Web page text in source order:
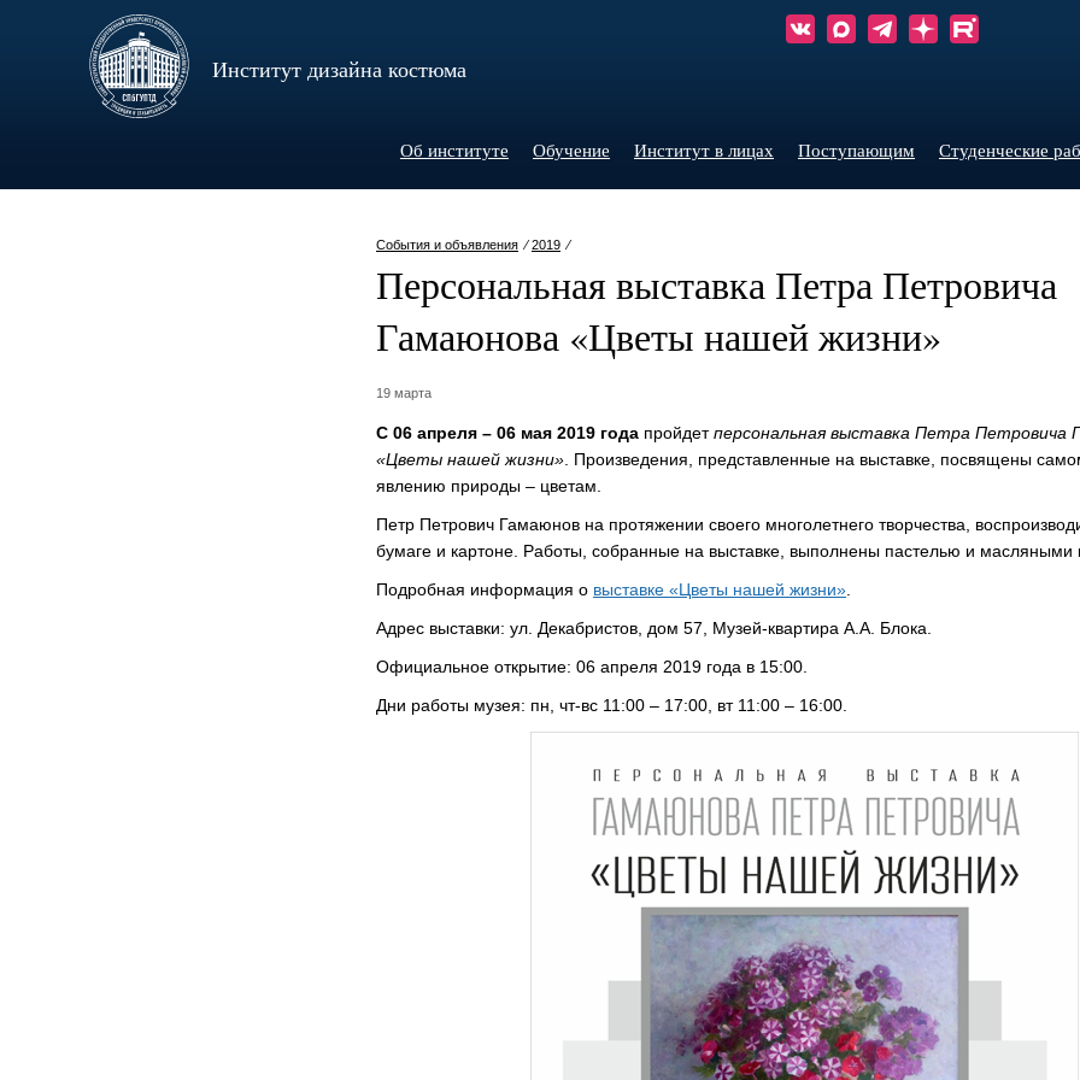
Институт дизайна костюма
Об институте Обучение Институт в лицах Поступающим Студенческие
События и объявления ⁄2019 ⁄
Персональная выставка Петра Петровича
Гамаюнова «Цветы нашей жизни»
19 марта
С 06 апреля – 06 мая 2019 года пройдетперсональная выставка Петра Петровича
«Цветы нашей жизни» . Произведения, представленные на выставке, посвящены
явлению природы – цветам.
Петр Петрович Гамаюнов на протяжении своего многолетнего творчества,
бумаге и картоне. Работы, собранные на выставке, выполнены пастелью и масляными
Подробная информация о выставке «Цветы нашей жизни»
Адрес выставки: ул. Декабристов, дом 57, Музей-квартира А.А. Блока.
Официальное открытие: 06 апреля 2019 года в 15:00.
Дни работы музея: пн, чт-вс 11:00 – 17:00, вт 11:00 – 16:00.